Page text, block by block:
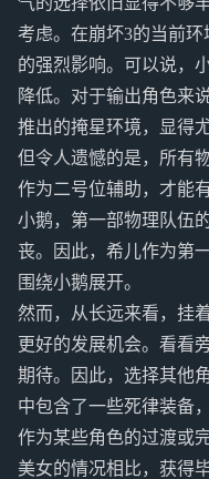
考虑。在崩坏3的当前
的强烈影响。可以说，
降低。对于输出角色来
推出的掩星环境，显得
但令人遗憾的是，所有
作为二号位辅助，才能
小鹅，第一部物理队伍
丧。因此，希儿作为第
围绕小鹅展开。
然而，从长远来看，挂
更好的发展机会。看看
期待。因此，选择其他
中包含了一些死律装备
作为某些角色的过渡或
美女的情况相比，获得